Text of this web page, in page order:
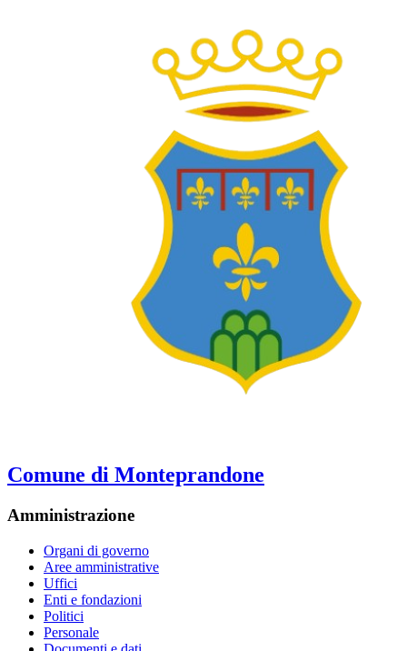
Comune di Monteprandone
Amministrazione
Organi di governo
Aree amministrative
Uffici
Enti e fondazioni
Politici
Personale